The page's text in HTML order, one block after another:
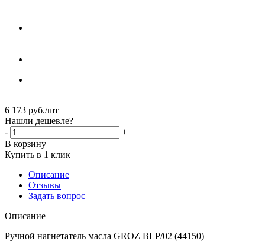
6 173 руб./шт
Нашли дешевле?
-
+
В корзину
Купить в 1 клик
Описание
Отзывы
Задать вопрос
Описание
Ручной нагнетатель масла GROZ BLP/02 (44150)